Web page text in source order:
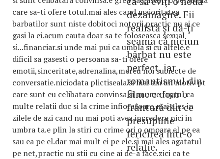
dezamăgire. Fii
realistă şi dă-ţi
seama că niciun
bărbat nu este
perfect, iar
romantismul din
filme e doar o
frântură din ce
presupune
fericirea într-o
relaţie.
care sa-ti ofere totul.mai ales cand majoritatea
barbatilor sunt niste dobitoci notorii.practic nu ai ce
gasi la ei.acum cauta doar sa te foloseasca sexual
si...financiar.si unde mai pui ca umbla si cu altele.e
dificil sa gasesti o persoana sa-ti ofere
emotii,sinceritate,adrenalina,mereu noi subiecte de
conversatie.niciodata plictiseala.si mai am un motiv pt
care sunt eu celibatara convinsa si anume faptul ca
multe relatii duc si la crime infioratoare,mai ales in
zilele de azi cand nu mai poti avea incredere nici in
umbra ta.e plin la stiri cu crime ori o omoara el pe ea
sau ea pe el.dar mai mult ei pe ele.si mai ales agatatul
pe net,practic nu stii cu cine ai de-a face.zici ca te